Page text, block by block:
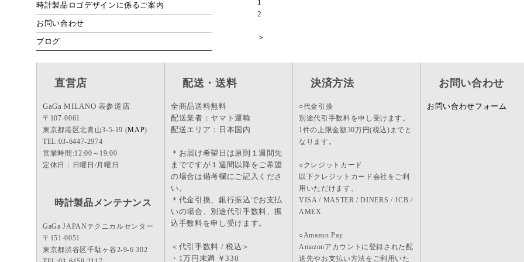
1
2
＞
時計製品ロゴデザインに係るご案内
お問い合わせ
ブログ
直営店
GaGa MILANO 表参道店
〒107-0061
東京都港区北青山3-5-19 (MAP)
TEL:03-6447-2974
営業時間:12:00～19:00
定休日：日曜日/月曜日
時計製品メンテナンス
GaGa JAPANテクニカルセンター
〒151-0051
東京都渋谷区千駄ヶ谷2-9-6 302
配送・送料
全商品送料無料
配送業者：ヤマト運輸
配送エリア：日本国内
＊お届け希望日は原則１週間先
までですが１週間以降をご希望
の場合は備考欄にご記入くださ
い。
＊代金引換、銀行振込でお支払
いの場合、別途代引手数料、振
込手数料を申し受けます。
＜代引手数料 / 税込＞
・1万円未満 ￥330
決済方法
○代金引換
別途代引手数料を申し受けます。
1件の上限金額30万円(税込)までと
なります。
○クレジットカード
以下クレジットカード会社をご利
用いただけます。
VISA / MASTER / DINERS / JCB /
AMEX
○Amazon Pay
Amazonアカウントに登録された配
送先やお支払い方法をご利用いた
お問い合わせ
お問い合わせフォーム